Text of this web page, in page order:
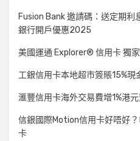
Fusion Bank 邀請碼：送定期利
銀行開戶優惠2025
美國運通 Explorer® 信用卡 獨
工銀信用卡本地超市簽賬15%現
滙豐信用卡海外交易費增1%港
信銀國際Motion信用卡好唔好
卡